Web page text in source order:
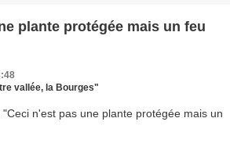
plante protégée mais un feu
vallée, la Bourges"